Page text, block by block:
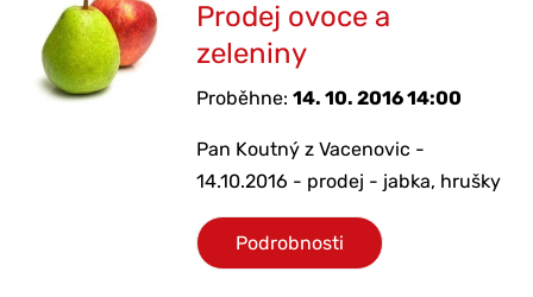
Prodej ovoce a
zeleniny
Proběhne:14. 10. 2016 14:00
Pan Koutný z Vacenovic -
14.10.2016 - prodej - jabka, hrušky
Podrobnosti